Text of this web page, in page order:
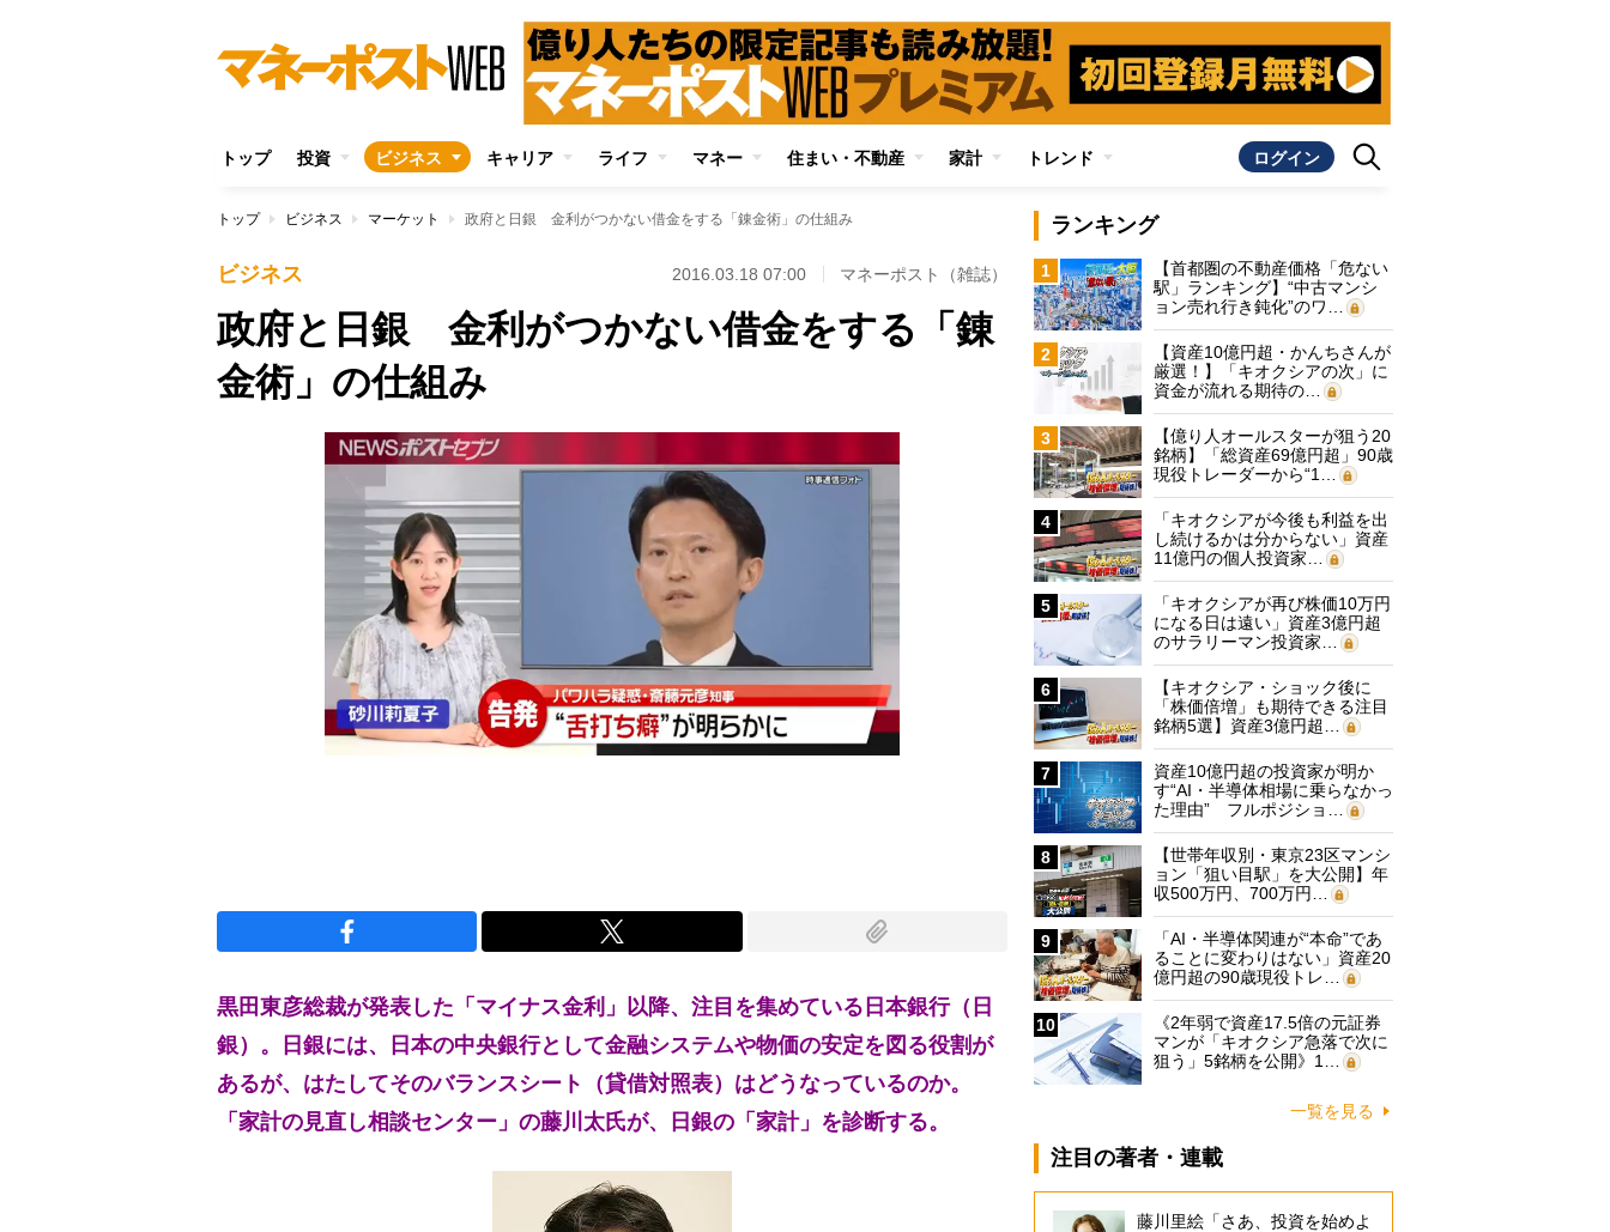
トップ 投資 ビジネス キャリア ライフ マネー 住まい・不動産 家計 トレンド ログイン
トップ ビジネス マーケット 政府と日銀 金利がつかない借金をする「錬金術」の仕組み
ビジネス 2016.03.18 07:00 マネーポスト（雑誌）
政府と日銀 金利がつかない借金をする「錬
金術」の仕組み
黒田東彦総裁が発表した「マイナス金利」以降、注目を集めている日本銀行（日
銀）。日銀には、日本の中央銀行として金融システムや物価の安定を図る役割が
あるが、はたしてそのバランスシート（貸借対照表）はどうなっているのか。
「家計の見直し相談センター」の藤川太氏が、日銀の「家計」を診断する。
ランキング
1
【首都圏の不動産価格「危ない
駅」ランキング】“中古マンシ
ョン売れ行き鈍化”のワ…
2
【資産10億円超・かんちさんが
厳選！】「キオクシアの次」に
資金が流れる期待の…
3
【億り人オールスターが狙う20
銘柄】「総資産69億円超」90歳
現役トレーダーから“1…
4
「キオクシアが今後も利益を出
し続けるかは分からない」資産
11億円の個人投資家…
5
「キオクシアが再び株価10万円
になる日は遠い」資産3億円超
のサラリーマン投資家…
6
【キオクシア・ショック後に
「株価倍増」も期待できる注目
銘柄5選】資産3億円超…
7
資産10億円超の投資家が明か
す“AI・半導体相場に乗らなかっ
た理由” フルポジショ…
8
【世帯年収別・東京23区マンシ
ョン「狙い目駅」を大公開】年
収500万円、700万円…
9
「AI・半導体関連が“本命”であ
ることに変わりはない」資産20
億円超の90歳現役トレ…
10
《2年弱で資産17.5倍の元証券
マンが「キオクシア急落で次に
狙う」5銘柄を公開》1…
一覧を見る
注目の著者・連載
藤川里絵「さあ、投資を始めよ